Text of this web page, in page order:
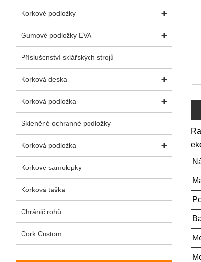
Korkové podložky
Gumové podložky EVA
Příslušenství sklářských strojů
Korková deska
Korková podložka
Skleněné ochranné podložky
Korková podložka
Korkové samolepky
Korková taška
Chránič rohů
Cork Custom